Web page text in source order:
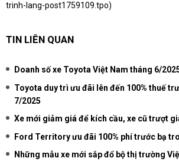
trinh-lang-post1759109.tpo)
TIN LIÊN QUAN
Doanh số xe Toyota Việt Nam tháng 6/
Toyota duy trì ưu đãi lên đến 100% thuế
7/2025
Xe mới giảm giá để kích cầu, xe cũ trượt
Ford Territory ưu đãi 100% phí trước bạ
Những mẫu xe mới sắp đổ bộ thị trường